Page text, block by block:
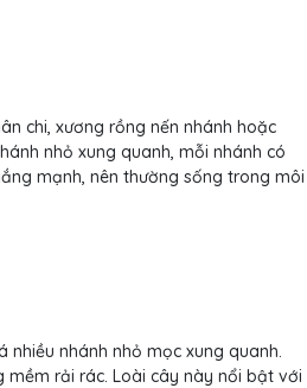
chi, xương rồng nến nhánh hoặc
nhỏ xung quanh, mỗi nhánh có
mạnh, nên thường sống trong môi
nhánh nhỏ mọc xung quanh.
mềm rải rác. Loài cây này nổi bật với